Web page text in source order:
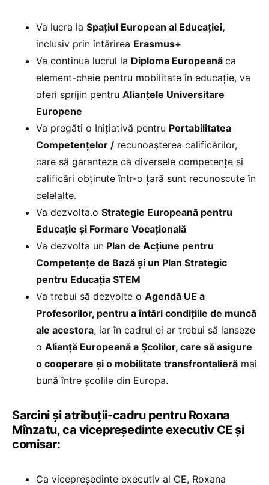
Va lucra la Spațiul European al Educației,
inclusiv prin întărirea Erasmus+
Va continua lucrul la Diploma Europeană ca
element-cheie pentru mobilitate în educație, va
oferi sprijin pentru Alianțele Universitare
Europene
Va pregăti o Inițiativă pentru Portabilitatea
Competențelor / recunoașterea calificărilor,
care să garanteze că diversele competențe și
calificări obținute într-o țară sunt recunoscute în
celelalte.
Va dezvolta.o Strategie Europeană pentru
Educație și Formare Vocațională
Va dezvolta un Plan de Acțiune pentru
Competențe de Bază și un Plan Strategic
pentru Educația STEM
Va trebui să dezvolte o Agendă UE a
Profesorilor, pentru a întări condițiile de muncă
ale acestora, iar în cadrul ei ar trebui să lanseze
o Alianță Europeană a Școlilor, care să asigure
o cooperare și o mobilitate transfrontalieră mai
bună între școlile din Europa.
Sarcini și atribuții-cadru pentru Roxana
Mînzatu, ca vicepreședinte executiv CE și
comisar:
Ca vicepreședinte executiv al CE, Roxana